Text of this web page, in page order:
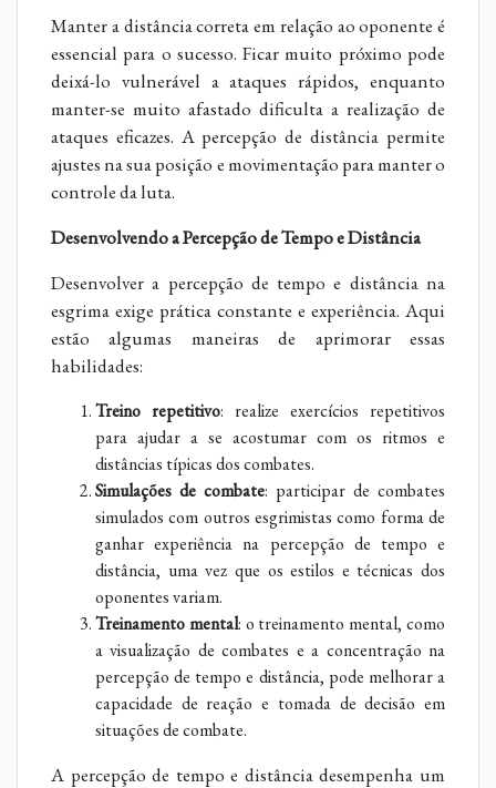
Manter a distância correta em relação ao oponente é
essencial para o sucesso. Ficar muito próximo pode
deixá-lo vulnerável a ataques rápidos, enquanto
manter-se muito afastado dificulta a realização de
ataques eficazes. A percepção de distância permite
ajustes na sua posição e movimentação para manter o
controle da luta.
Desenvolvendo a Percepção de Tempo e Distância
Desenvolver a percepção de tempo e distância na
esgrima exige prática constante e experiência. Aqui
estão algumas maneiras de aprimorar essas
habilidades:
Treino repetitivo: realize exercícios repetitivos
para ajudar a se acostumar com os ritmos e
distâncias típicas dos combates.
Simulações de combate: participar de combates
simulados com outros esgrimistas como forma de
ganhar experiência na percepção de tempo e
distância, uma vez que os estilos e técnicas dos
oponentes variam.
Treinamento mental: o treinamento mental, como
a visualização de combates e a concentração na
percepção de tempo e distância, pode melhorar a
capacidade de reação e tomada de decisão em
situações de combate.
A percepção de tempo e distância desempenha um